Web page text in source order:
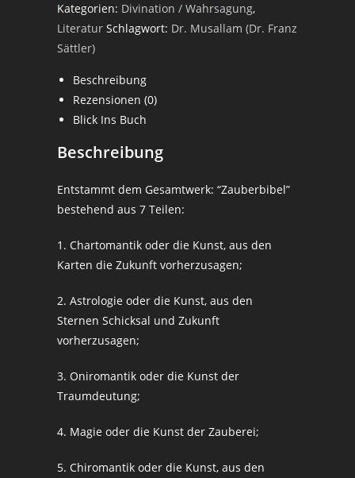
Kategorien: Divination / Wahrsagung,
Literatur Schlagwort: Dr. Musallam (Dr. Franz
Sättler)
Beschreibung
Rezensionen (0)
Blick Ins Buch
Beschreibung
Entstammt dem Gesamtwerk: “Zauberbibel”
bestehend aus 7 Teilen:
1. Chartomantik oder die Kunst, aus den
Karten die Zukunft vorherzusagen;
2. Astrologie oder die Kunst, aus den
Sternen Schicksal und Zukunft
vorherzusagen;
3. Oniromantik oder die Kunst der
Traumdeutung;
4. Magie oder die Kunst der Zauberei;
5. Chiromantik oder die Kunst, aus den